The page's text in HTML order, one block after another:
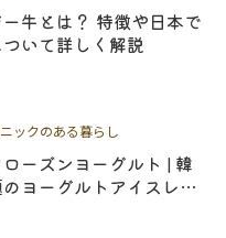
牛とは？ 特徴や日本で
いて詳しく解説
ックのある暮らし
ーズンヨーグルト | 韓
ヨーグルトアイスレシ